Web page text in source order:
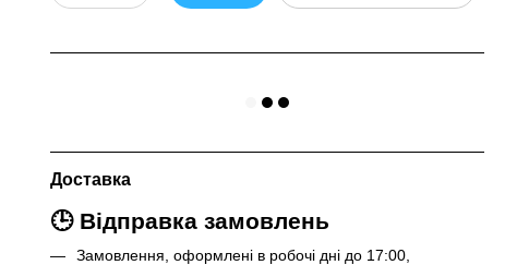
Доставка
🕒 Відправка замовлень
Замовлення, оформлені в робочі дні до 17:00,